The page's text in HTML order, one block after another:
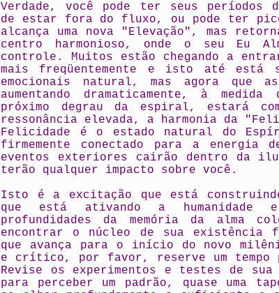
Verdade, você pode ter seus períodos
de estar fora do fluxo, ou pode ter
alcança uma nova "Elevação", mas
centro harmonioso, onde o seu Eu
controle. Muitos estão chegando a
mais freqüentemente e isto até está
emocionais natural, mas agora que
aumentando dramaticamente, à
próximo degrau da espiral, estará
ressonância elevada, a harmonia da
Felicidade é o estado natural do
firmemente conectado para a energia
eventos exteriores cairão dentro da
terão qualquer impacto sobre você.
Isto é a excitação que está
que está ativando a
profundidades da memória da alma
encontrar o núcleo de sua existência
que avança para o início do novo
e crítico, por favor, reserve um tempo
Revise os experimentos e testes de
para perceber um padrão, quase uma